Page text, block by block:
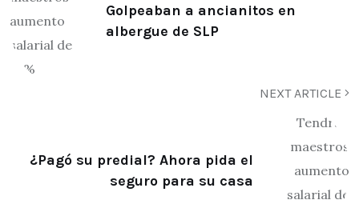
Golpeaban a ancianitos en
albergue de SLP
NEXT ARTICLE
¿Pagó su predial? Ahora pida el
seguro para su casa